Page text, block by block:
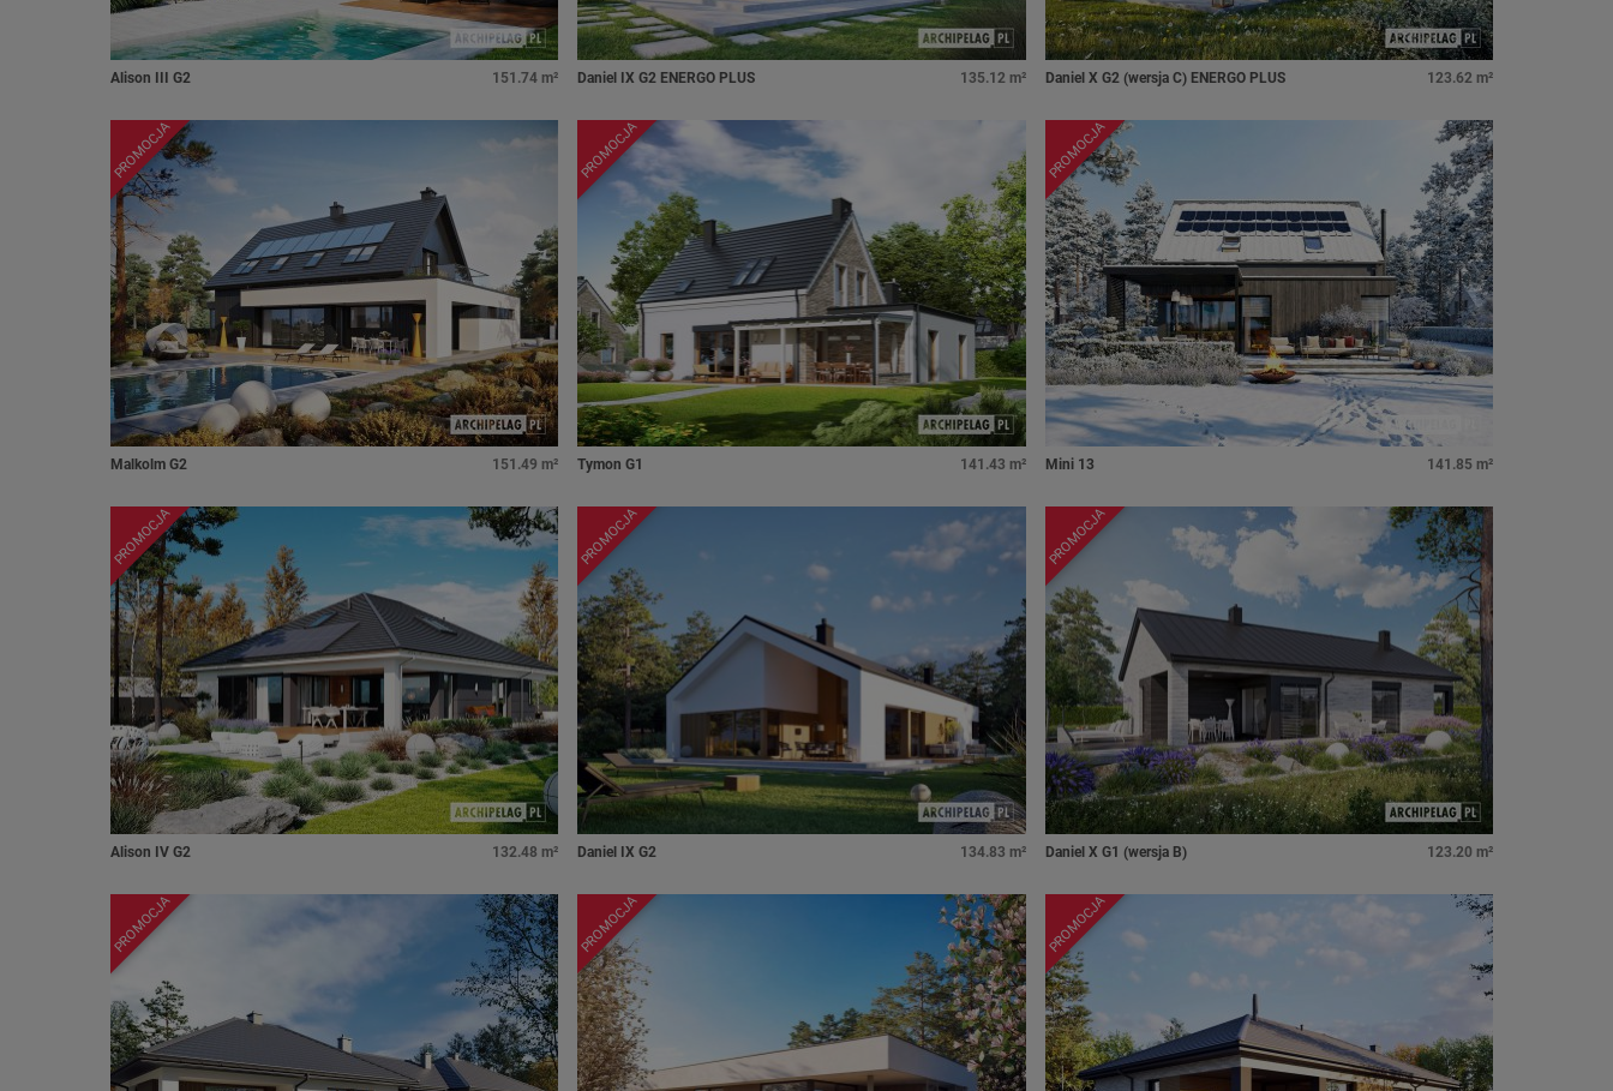
Alison III G2 151.74 m² Daniel IX G2 ENERGO PLUS 135.12 m² Daniel X G2 (wersja C) ENERGO PLUS 123.62 m²
PROMOCJA
Malkolm G2 151.49 m²
PROMOCJA
Tymon G1 141.43 m²
PROMOCJA
Mini 13 141.85 m²
PROMOCJA
Alison IV G2 132.48 m²
PROMOCJA
Daniel IX G2 134.83 m²
PROMOCJA
Daniel X G1 (wersja B) 123.20 m²
PROMOCJA PROMOCJA PROMOCJA